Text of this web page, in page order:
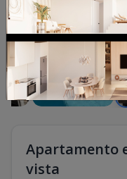
1/18
Apartamento
vista